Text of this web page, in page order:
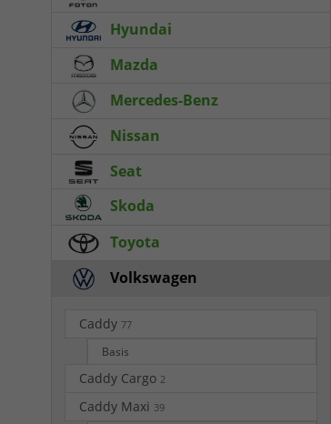
Hyundai
Mazda
Mercedes-Benz
Nissan
Seat
Skoda
Toyota
Volkswagen
Caddy 77
Basis
Caddy Cargo 2
Caddy Maxi 39